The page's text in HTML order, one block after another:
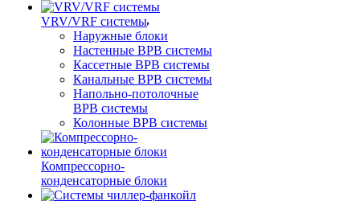
VRV/VRF системы
Наружные блоки
Настенные ВРВ системы
Кассетные ВРВ системы
Канальные ВРВ системы
Напольно-потолочные
ВРВ системы
Колонные ВРВ системы
Компрессорно-
конденсаторные блоки